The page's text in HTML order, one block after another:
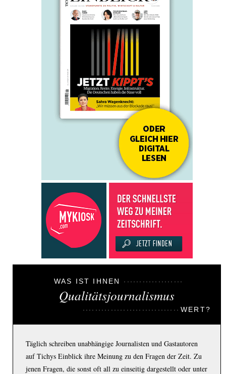
WAS IST IHNEN
Qualitätsjournalismus
WERT?
Täglich schreiben unabhängige Journalisten und Gastautoren
auf Tichys Einblick ihre Meinung zu den Fragen der Zeit. Zu
jenen Fragen, die sonst oft all zu einseitig dargestellt oder unter